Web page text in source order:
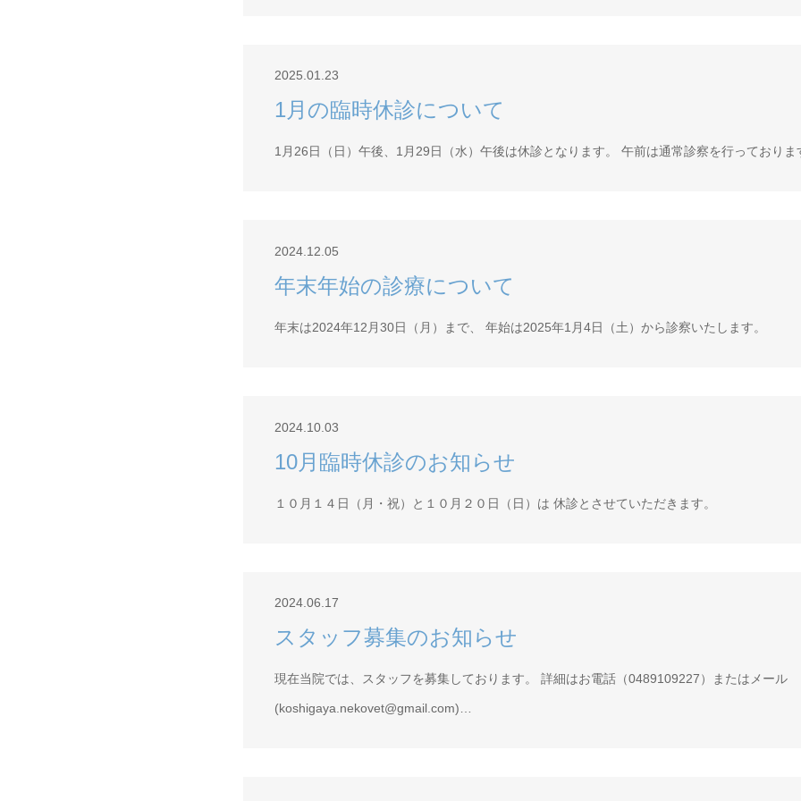
2025.01.23
1月の臨時休診について
1月26日（日）午後、1月29日（水）午後は休診となります。 午前は通常診察を行っておりま
2024.12.05
年末年始の診療について
年末は2024年12月30日（月）まで、 年始は2025年1月4日（土）から診察いたします。
2024.10.03
10月臨時休診のお知らせ
１０月１４日（月・祝）と１０月２０日（日）は 休診とさせていただきます。
2024.06.17
スタッフ募集のお知らせ
現在当院では、スタッフを募集しております。 詳細はお電話（0489109227）またはメール
(koshigaya.nekovet@gmail.com)…